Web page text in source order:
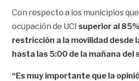
Con respecto a los municipios
ocupación de UCI superior al
restricción a la movilidad desde
hasta las 5:00 de la mañana del
“Es muy importante que la